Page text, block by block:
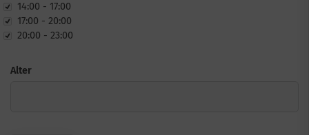
14:00 - 17:00
17:00 - 20:00
20:00 - 23:00
Alter